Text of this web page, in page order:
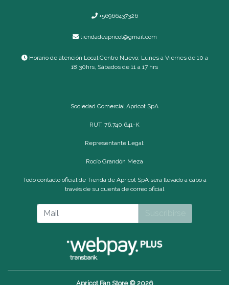
+56966437326
tiendadeapricot@gmail.com
Horario de atención Local Centro Nuevo: Lunes a Viernes de 10 a
18:30hrs, Sábados de 11 a 17 hrs
Sociedad Comercial Apricot SpA
RUT: 76.740.641-K
Representante Legal:
Rocío Grandón Meza
Todo contacto oficial de Tienda de Apricot SpA será llevado a cabo a
través de su cuenta de correo oficial
Apricot Fan Store © 2026